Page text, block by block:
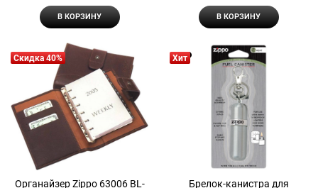
В КОРЗИНУ В КОРЗИНУ
Скидка 40%
Органайзер Zippo 63006 BL-
Хит
Брелок-канистра для